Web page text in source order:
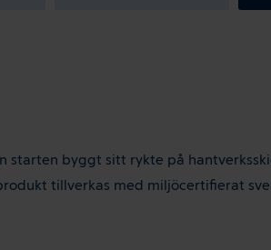
byggt sitt rykte på
tillverkas med miljöcertifierat